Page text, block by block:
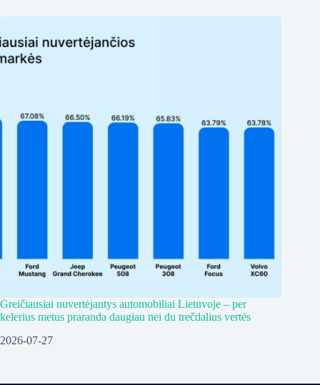
Greičiausiai nuvertėjantys automobiliai Lietuvoje – per
kelerius metus praranda daugiau nei du trečdalius vertės
2026-07-27